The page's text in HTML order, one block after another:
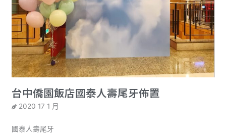
台中僑園飯店國泰人壽尾牙佈置
2020 17 1 月
國泰人壽尾牙